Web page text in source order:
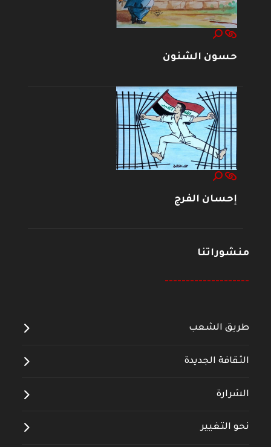
حسون الشنون
إحسان الفرج
منشوراتنا
--------------------
طريق الشعب
الثقافة الجديدة
الشرارة
نحو التغيير